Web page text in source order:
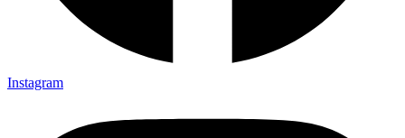
Instagram